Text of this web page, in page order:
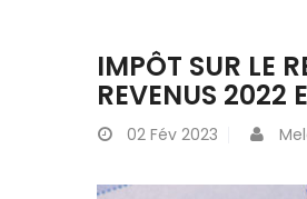
IMPÔT SUR LE
REVENUS 2022
02 Fév 2023